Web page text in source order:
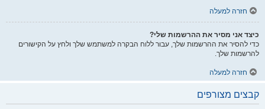
חזרה למעלה
כיצד אני מסיר את ההרשמות שלי?
כדי להסיר את ההרשמות שלך, עבור ללוח הבקרה למשתמש שלך ולחץ על הקישורים
להרשמות שלך.
חזרה למעלה
קבצים מצורפים